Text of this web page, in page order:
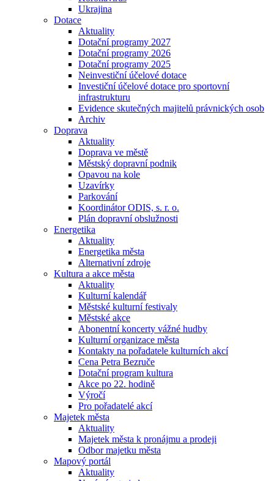
Ukrajina
Dotace
Aktuality
Dotační programy 2027
Dotační programy 2026
Dotační programy 2025
Neinvestiční účelové dotace
Investiční účelové dotace pro sportovní
infrastrukturu
Evidence skutečných majitelů právnických osob
Archiv
Doprava
Aktuality
Doprava ve městě
Městský dopravní podnik
Opavou na kole
Uzavírky
Parkování
Koordinátor ODIS, s. r. o.
Plán dopravní obslužnosti
Energetika
Aktuality
Energetika města
Alternativní zdroje
Kultura a akce města
Aktuality
Kulturní kalendář
Městské kulturní festivaly
Městské akce
Abonentní koncerty vážné hudby
Kulturní organizace města
Kontakty na pořadatele kulturních akcí
Cena Petra Bezruče
Dotační program kultura
Akce po 22. hodině
Výročí
Pro pořadatelé akcí
Majetek města
Aktuality
Majetek města k pronájmu a prodeji
Odbor majetku města
Mapový portál
Aktuality